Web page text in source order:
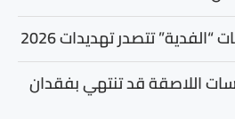
تتصدر تهديدات 2026
اللاصقة قد تنتهي بفقدان